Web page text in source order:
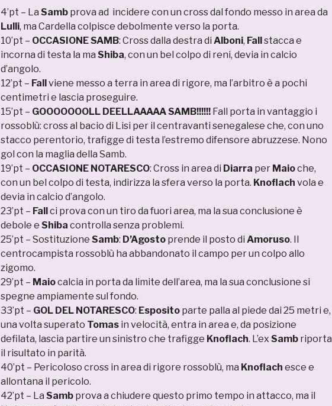
4’pt – La Samb prova ad incidere con un cross dal fondo messo in area da
Lulli, ma Cardella colpisce debolmente verso la porta.
10’pt – OCCASIONE SAMB: Cross dalla destra di Alboni, Fallstacca e
incorna di testa la ma Shiba, con un bel colpo di reni, devia in calcio
d’angolo.
12’pt – Fallviene messo a terra in area di rigore, ma l’arbitro è a pochi
centimetri e lascia proseguire.
15’pt – GOOOOOOOLL DEELLAAAAA SAMB!!!!!! Fall porta in vantaggio i
rossoblù: cross al bacio di Lisi per il centravanti senegalese che, con uno
stacco perentorio, trafigge di testa l’estremo difensore abruzzese. Nono
gol con la maglia della Samb.
19’pt – OCCASIONE NOTARESCO: Cross in area di Diarra per Maioche,
con un bel colpo di testa, indirizza la sfera verso la porta. Knoflach vola e
devia in calcio d’angolo.
23’pt – Fallci prova con un tiro da fuori area, ma la sua conclusione è
debole e Shiba controlla senza problemi.
25’pt – Sostituzione Samb: D’Agosto prende il posto di Amoruso. Il
centrocampista rossoblù ha abbandonato il campo per un colpo allo
zigomo.
29’pt – Maiocalcia in porta da limite dell’area, ma la sua conclusione si
spegne ampiamente sul fondo.
33’pt – GOL DEL NOTARESCO: Esposito parte palla al piede dai 25 metri e,
una volta superato Tomas in velocità, entra in area e, da posizione
defilata, lascia partire un sinistro che trafigge Knoflach. L’ex Samb riporta
il risultato in parità.
40’pt – Pericoloso cross in area di rigore rossoblù, ma Knoflach esce e
allontana il pericolo.
42’pt – La Samb prova a chiudere questo primo tempo in attacco, ma il